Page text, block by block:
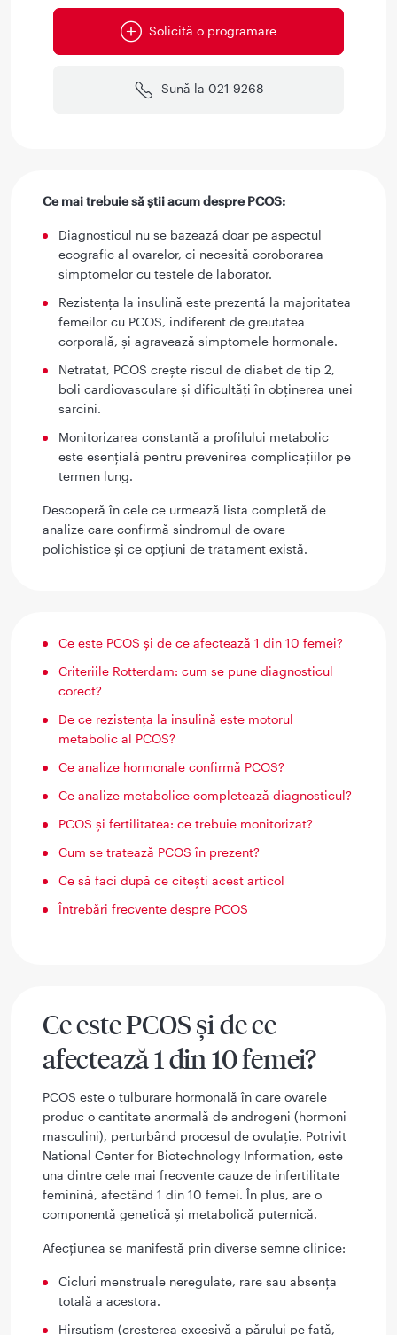
Solicită o programare
Sună la 021 9268
Ce mai trebuie să știi acum despre PCOS:
Diagnosticul nu se bazează doar pe aspectul
ecografic al ovarelor, ci necesită coroborarea
simptomelor cu testele de laborator.
Rezistența la insulină este prezentă la majoritatea
femeilor cu PCOS, indiferent de greutatea
corporală, și agravează simptomele hormonale.
Netratat, PCOS crește riscul de diabet de tip 2,
boli cardiovasculare și dificultăți în obținerea unei
sarcini.
Monitorizarea constantă a profilului metabolic
este esențială pentru prevenirea complicațiilor pe
termen lung.
Descoperă în cele ce urmează lista completă de
analize care confirmă sindromul de ovare
polichistice și ce opțiuni de tratament există.
Ce este PCOS și de ce afectează 1 din 10 femei?
Criteriile Rotterdam: cum se pune diagnosticul
corect?
De ce rezistența la insulină este motorul
metabolic al PCOS?
Ce analize hormonale confirmă PCOS?
Ce analize metabolice completează diagnosticul?
PCOS și fertilitatea: ce trebuie monitorizat?
Cum se tratează PCOS în prezent?
Ce să faci după ce citești acest articol
Întrebări frecvente despre PCOS
Ce este PCOS și de ce
afectează 1 din 10 femei?
PCOS este o tulburare hormonală în care ovarele
produc o cantitate anormală de androgeni (hormoni
masculini), perturbând procesul de ovulație. Potrivit
National Center for Biotechnology Information, este
una dintre cele mai frecvente cauze de infertilitate
feminină, afectând 1 din 10 femei. În plus, are o
componentă genetică și metabolică puternică.
Afecțiunea se manifestă prin diverse semne clinice:
Cicluri menstruale neregulate, rare sau absența
totală a acestora.
Hirsutism (creșterea excesivă a părului pe față,